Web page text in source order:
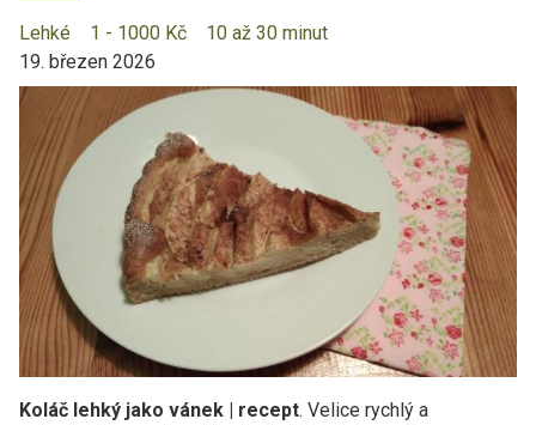
Lehké 1 - 1000 Kč
10 až 30 minut
19. březen 2026
Koláč lehký jako vánek | recept. Velice rychlý a